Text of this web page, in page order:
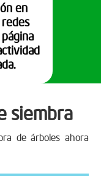
en
siembra
de árboles ahora